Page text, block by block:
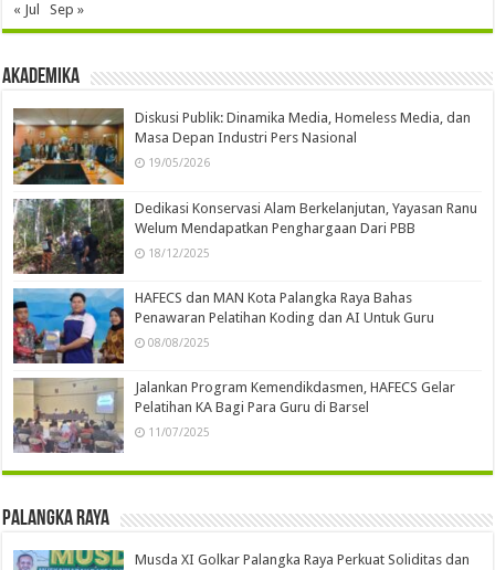
« Jul
Sep »
Akademika
Diskusi Publik: Dinamika Media, Homeless Media, dan
Masa Depan Industri Pers Nasional
19/05/2026
Dedikasi Konservasi Alam Berkelanjutan, Yayasan Ranu
Welum Mendapatkan Penghargaan Dari PBB
18/12/2025
HAFECS dan MAN Kota Palangka Raya Bahas
Penawaran Pelatihan Koding dan AI Untuk Guru
08/08/2025
Jalankan Program Kemendikdasmen, HAFECS Gelar
Pelatihan KA Bagi Para Guru di Barsel
11/07/2025
Palangka Raya
Musda XI Golkar Palangka Raya Perkuat Soliditas dan